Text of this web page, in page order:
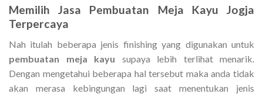
MemilihJasa Pembuatan Meja Kayu Jogja
Terpercaya
Nah itulah beberapa jenis finishing yang digunakan untuk
pembuatan meja kayu supaya lebih terlihat menarik.
Dengan mengetahui beberapa hal tersebut maka anda tidak
akan merasa kebingungan lagi saat menentukan jenis